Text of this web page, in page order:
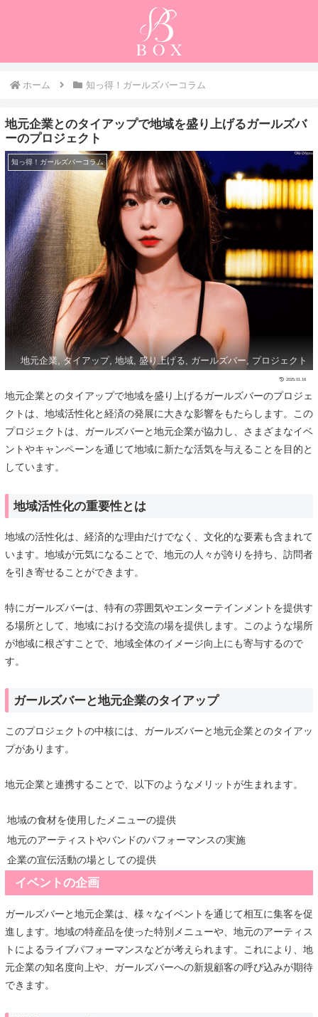
ホーム 知っ得！ガールズバーコラム
地元企業とのタイアップで地域を盛り上げるガールズバ
ーのプロジェクト
知っ得！ガールズバーコラム
地元企業, タイアップ, 地域, 盛り上げる, ガールズバー, プロジェクト
2025.01.16
地元企業とのタイアップで地域を盛り上げるガールズバーのプロジェ
クトは、地域活性化と経済の発展に大きな影響をもたらします。この
プロジェクトは、ガールズバーと地元企業が協力し、さまざまなイベ
ントやキャンペーンを通じて地域に新たな活気を与えることを目的と
しています。
地域活性化の重要性とは
地域の活性化は、経済的な理由だけでなく、文化的な要素も含まれて
います。地域が元気になることで、地元の人々が誇りを持ち、訪問者
を引き寄せることができます。
特にガールズバーは、特有の雰囲気やエンターテインメントを提供す
る場所として、地域における交流の場を提供します。このような場所
が地域に根ざすことで、地域全体のイメージ向上にも寄与するので
す。
ガールズバーと地元企業のタイアップ
このプロジェクトの中核には、ガールズバーと地元企業とのタイアッ
プがあります。
地元企業と連携することで、以下のようなメリットが生まれます。
地域の食材を使用したメニューの提供
地元のアーティストやバンドのパフォーマンスの実施
企業の宣伝活動の場としての提供
イベントの企画
ガールズバーと地元企業は、様々なイベントを通じて相互に集客を促
進します。地域の特産品を使った特別メニューや、地元のアーティス
トによるライブパフォーマンスなどが考えられます。これにより、地
元企業の知名度向上や、ガールズバーへの新規顧客の呼び込みが期待
できます。